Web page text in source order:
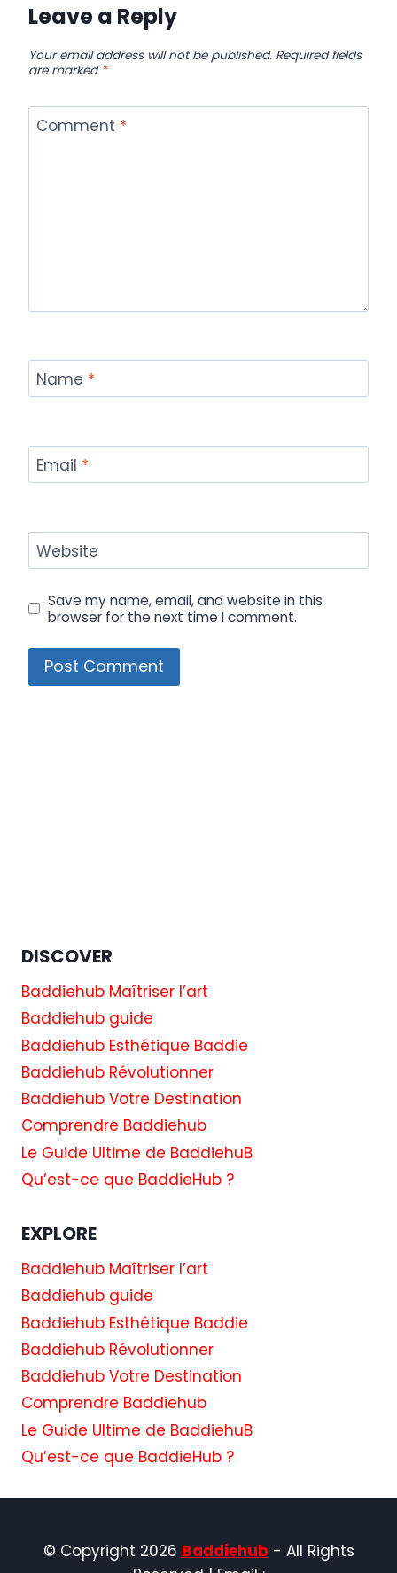
Leave a Reply
Your email address will not be published. Required fields
are marked *
Comment *
Name *
Email *
Website
Save my name, email, and website in this
browser for the next time I comment.
DISCOVER
Baddiehub Maîtriser l’art
Baddiehub guide
Baddiehub Esthétique Baddie
Baddiehub Révolutionner
Baddiehub Votre Destination
Comprendre Baddiehub
Le Guide Ultime de BaddiehuB
Qu’est-ce que BaddieHub ?
EXPLORE
Baddiehub Maîtriser l’art
Baddiehub guide
Baddiehub Esthétique Baddie
Baddiehub Révolutionner
Baddiehub Votre Destination
Comprendre Baddiehub
Le Guide Ultime de BaddiehuB
Qu’est-ce que BaddieHub ?
© Copyright 2026 Baddiehub - All Rights